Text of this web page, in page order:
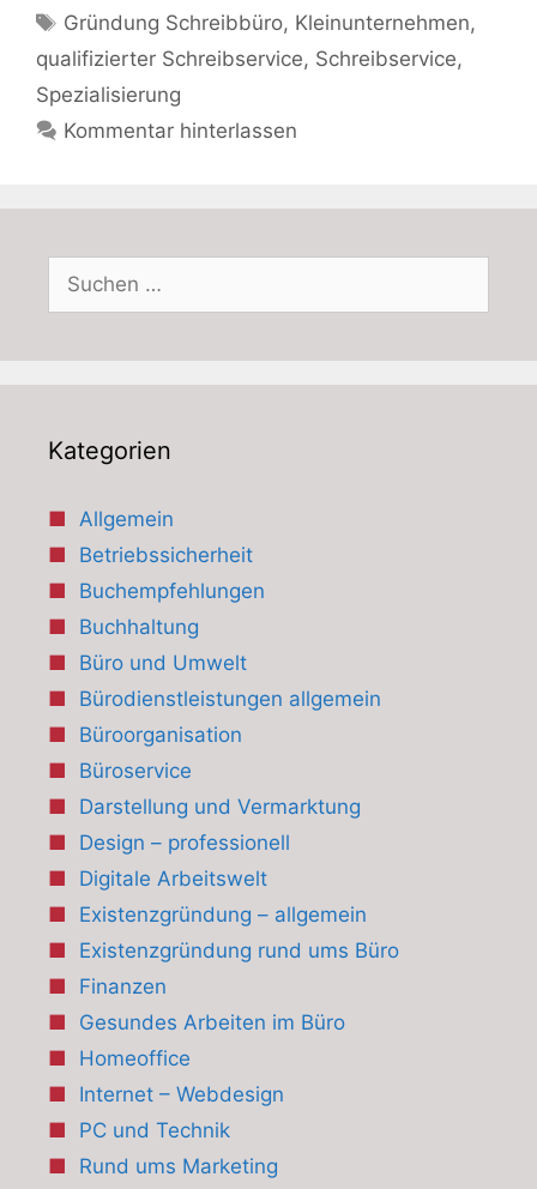
Schlagwörter
Gründung Schreibbüro, Kleinunternehmen,
qualifizierter Schreibservice, Schreibservice,
Spezialisierung
Kommentar hinterlassen
Suchen
nach:
Kategorien
Allgemein
Betriebssicherheit
Buchempfehlungen
Buchhaltung
Büro und Umwelt
Bürodienstleistungen allgemein
Büroorganisation
Büroservice
Darstellung und Vermarktung
Design – professionell
Digitale Arbeitswelt
Existenzgründung – allgemein
Existenzgründung rund ums Büro
Finanzen
Gesundes Arbeiten im Büro
Homeoffice
Internet – Webdesign
PC und Technik
Rund ums Marketing